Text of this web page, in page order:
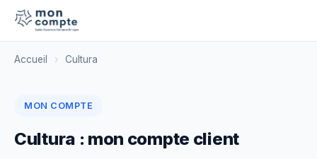
Accueil › Cultura
MON COMPTE
Cultura : mon compte client